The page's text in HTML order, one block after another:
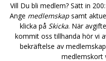
Vill Du bli medlem? Sätt in
Ange medlemskap samt
klicka på Skicka. När
kommit oss tillhanda hör vi
bekräftelse av
medlemskort